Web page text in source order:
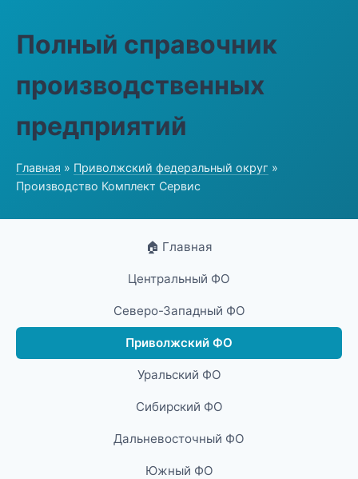
Полный справочник
производственных
предприятий
Главная » Приволжский федеральный округ »
Производство Комплект Сервис
🏠 Главная
Центральный ФО
Северо-Западный ФО
Приволжский ФО
Уральский ФО
Сибирский ФО
Дальневосточный ФО
Южный ФО